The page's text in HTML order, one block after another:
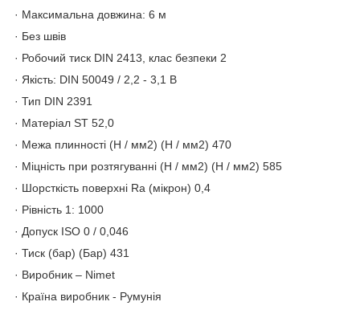
· Максимальна довжина: 6 м
· Без швів
· Робочий тиск DIN 2413, клас безпеки 2
· Якість: DIN 50049 / 2,2 - 3,1 B
· Тип DIN 2391
· Матеріал ST 52,0
· Межа плинності (Н / мм2) (Н / мм2) 470
· Міцність при розтягуванні (Н / мм2) (Н / мм2) 585
· Шорсткість поверхні Ra (мікрон) 0,4
· Рівність 1: 1000
· Допуск ISO 0 / 0,046
· Тиск (бар) (Бар) 431
· Виробник – Nimet
· Країна виробник - Румунія